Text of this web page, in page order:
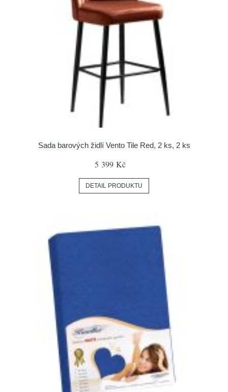
Sada barových židlí Vento Tile Red, 2 ks, 2 ks
5 399 Kč
DETAIL PRODUKTU